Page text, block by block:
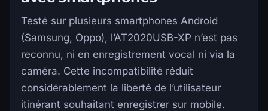
Testé sur plusieurs smartphones Android
(Samsung, Oppo), l’AT2020USB-XP n’est pas
reconnu, ni en enregistrement vocal ni via la
caméra. Cette incompatibilité réduit
considérablement la liberté de l’utilisateur
itinérant souhaitant enregistrer sur mobile.